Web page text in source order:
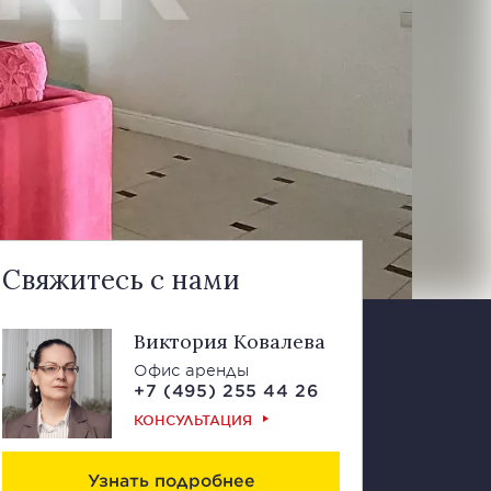
Свяжитесь с нами
Виктория Ковалева
Офис аренды
+7 (495) 255 44 26
КОНСУЛЬТАЦИЯ
Узнать подробнее